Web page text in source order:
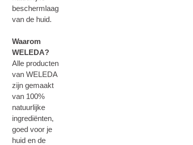
beschermlaag
van de huid.
Waarom
WELEDA?
Alle producten
van WELEDA
zijn gemaakt
van 100%
natuurlijke
ingrediënten,
goed voor je
huid en de